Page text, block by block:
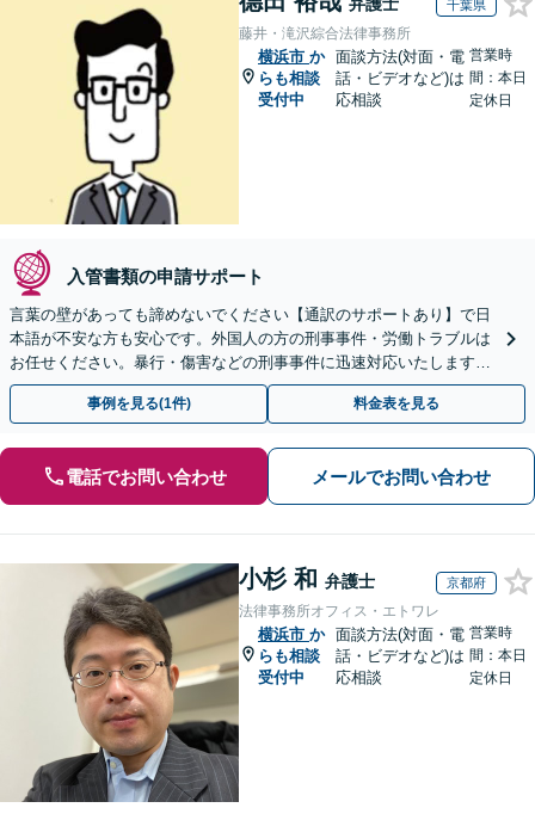
千葉県
藤井・滝沢綜合法律事務所
横浜市 か
らも相談
受付中
面談方法(対面・電
話・ビデオなど)は
応相談
営業時
間：本日
定休日
入管書類の申請サポート
言葉の壁があっても諦めないでください【通訳のサポートあり】で日
本語が不安な方も安心です。外国人の方の刑事事件・労働トラブルは
お任せください。暴行・傷害などの刑事事件に迅速対応いたします。
【事前予約で休日・夜間面談可】
事例を見る(1件) 料金表を見る
電話でお問い合わせ メールでお問い合わせ
小杉 和 弁護士 京都府
法律事務所オフィス・エトワレ
横浜市 か
らも相談
受付中
面談方法(対面・電
話・ビデオなど)は
応相談
営業時
間：本日
定休日